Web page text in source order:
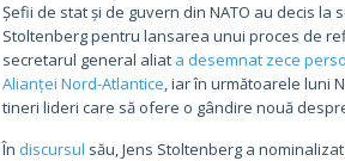
Șefii de stat și de guvern din NATO au decis la
Stoltenberg pentru lansarea unui proces de
secretarul general aliat a desemnat zece
Alianței Nord-Atlantice, iar în următoarele luni
tineri lideri care să ofere o gândire nouă
În discursul său, Jens Stoltenberg a